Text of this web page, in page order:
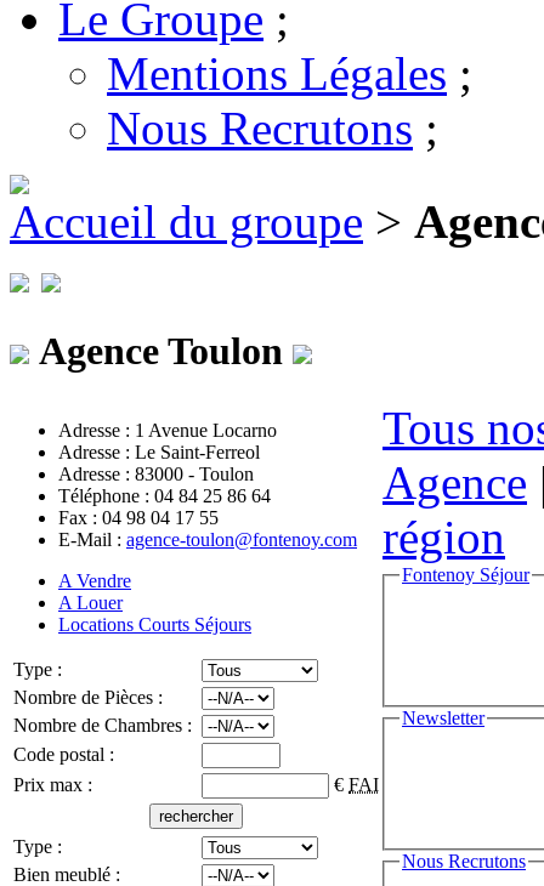
Le Groupe ;
Mentions Légales ;
Nous Recrutons ;
Accueil du groupe >
Agence Toulon
Adresse : 1 Avenue Locarno
Adresse : Le Saint-Ferreol
Adresse : 83000 - Toulon
Téléphone : 04 84 25 86 64
Fax : 04 98 04 17 55
E-Mail : agence-toulon@fontenoy.com
A Vendre
A Louer
Locations Courts Séjours
Type :
Nombre de Pièces :
Nombre de Chambres :
Code postal :
Prix max :
€ FAI
Type :
Bien meublé :
Tous
Agence
région
Fontenoy Séjour
Newsletter
Nous Recrutons